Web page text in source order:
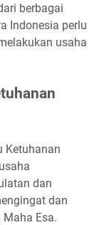
berbagai
Indonesia perlu
usaha
Ketuhanan
dan
dan
Esa.